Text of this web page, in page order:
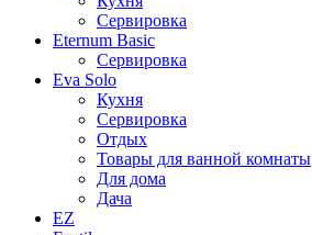
Сервировка
Eternum Basic
Сервировка
Eva Solo
Кухня
Сервировка
Отдых
Товары для ванной комнаты
Для дома
Дача
EZ